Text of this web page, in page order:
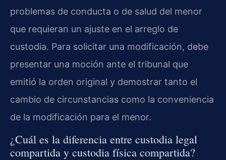
problemas de conducta o de salud del menor
que requieran un ajuste en el arreglo de
custodia. Para solicitar una modificación, debe
presentar una moción ante el tribunal que
emitió la orden original y demostrar tanto el
cambio de circunstancias como la conveniencia
de la modificación para el menor.
¿Cuál es la diferencia entre custodia legal
compartida y custodia física compartida?